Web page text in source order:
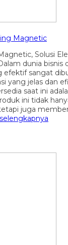
Magnetic
Solusi
dunia bisnis
efektif sangat
yang jelas dan
saat ini
ini tidak
juga
selengkapnya